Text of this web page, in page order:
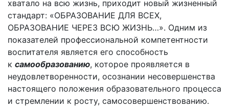
хватало на всю жизнь, приходит новый жизненный
стандарт: «ОБРАЗОВАНИЕ ДЛЯ ВСЕХ,
ОБРАЗОВАНИЕ ЧЕРЕЗ ВСЮ ЖИЗНЬ…». Одним из
показателей профессиональной компетентности
воспитателя является его способность
к самообразованию, которое проявляется в
неудовлетворенности, осознании несовершенства
настоящего положения образовательного процесса
и стремлении к росту, самосовершенствованию.